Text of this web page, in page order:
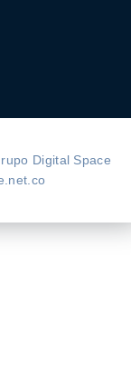
Digital Space